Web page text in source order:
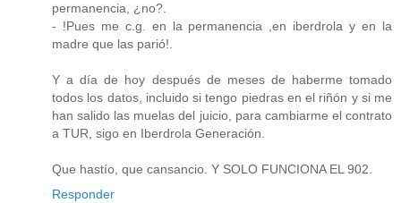
permanencia, ¿no?.
- !Pues me c.g. en la permanencia ,en iberdrola y en la
madre que las parió!.
Y a día de hoy después de meses de haberme tomado
todos los datos, incluido si tengo piedras en el riñón y si me
han salido las muelas del juicio, para cambiarme el contrato
a TUR, sigo en Iberdrola Generación.
Que hastío, que cansancio. Y SOLO FUNCIONA EL 902.
Responder